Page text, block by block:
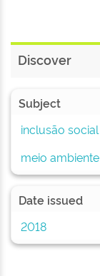
Discover
Subject
inclusão social
meio ambiente
Date issued
2018